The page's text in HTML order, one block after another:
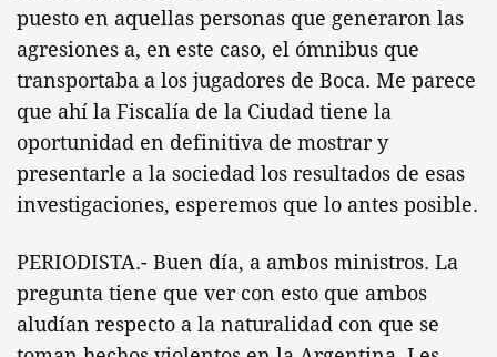
puesto en aquellas personas que generaron las
agresiones a, en este caso, el ómnibus que
transportaba a los jugadores de Boca. Me parece
que ahí la Fiscalía de la Ciudad tiene la
oportunidad en definitiva de mostrar y
presentarle a la sociedad los resultados de esas
investigaciones, esperemos que lo antes posible.
PERIODISTA.- Buen día, a ambos ministros. La
pregunta tiene que ver con esto que ambos
aludían respecto a la naturalidad con que se